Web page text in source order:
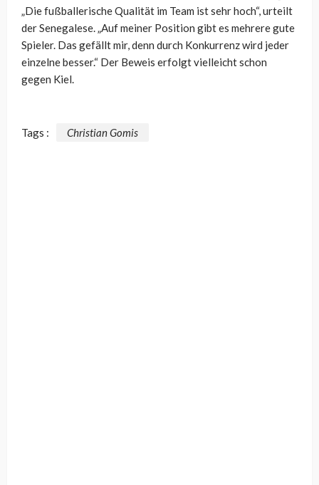
„Die fußballerische Qualität im Team ist sehr hoch“, urteilt
der Senegalese. „Auf meiner Position gibt es mehrere gute
Spieler. Das gefällt mir, denn durch Konkurrenz wird jeder
einzelne besser.“ Der Beweis erfolgt vielleicht schon
gegen Kiel.
Tags : Christian Gomis